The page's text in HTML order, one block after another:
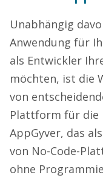
Unabhängig
Anwendung für
als Entwickler
möchten, ist die
von
Plattform für die
AppGyver, das
von No-Code-
ohne